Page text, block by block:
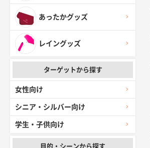
あったかグッズ
レイングッズ
ターゲットから探す
女性向け
シニア・シルバー向け
学生・子供向け
目的・シーンから探す